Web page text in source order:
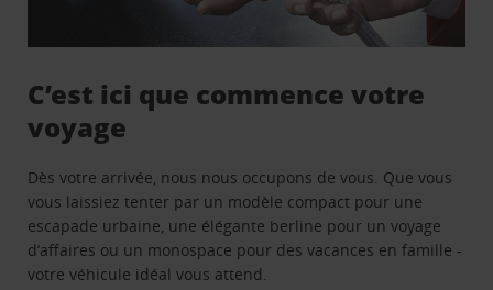
C’est ici que commence votre
voyage
Dès votre arrivée, nous nous occupons de vous. Que vous
vous laissiez tenter par un modèle compact pour une
escapade urbaine, une élégante berline pour un voyage
d’affaires ou un monospace pour des vacances en famille -
votre véhicule idéal vous attend.